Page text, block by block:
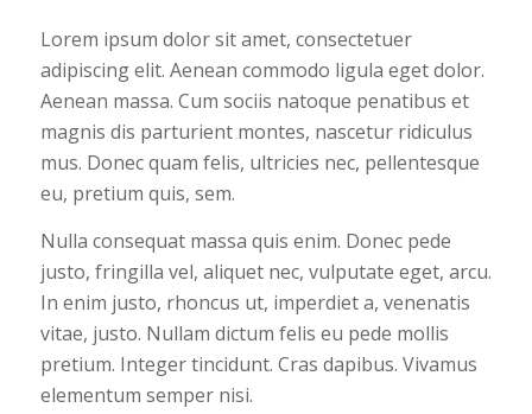
Lorem ipsum dolor sit amet, consectetuer
adipiscing elit. Aenean commodo ligula eget dolor.
Aenean massa. Cum sociis natoque penatibus et
magnis dis parturient montes, nascetur ridiculus
mus. Donec quam felis, ultricies nec, pellentesque
eu, pretium quis, sem.
Nulla consequat massa quis enim. Donec pede
justo, fringilla vel, aliquet nec, vulputate eget, arcu.
In enim justo, rhoncus ut, imperdiet a, venenatis
vitae, justo. Nullam dictum felis eu pede mollis
pretium. Integer tincidunt. Cras dapibus. Vivamus
elementum semper nisi.